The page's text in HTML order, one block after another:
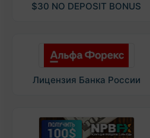
$30 NO DEPOSIT BONUS
Лицензия Банка России